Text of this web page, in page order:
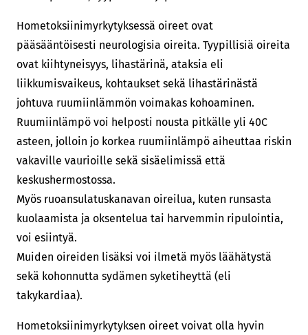
Hometoksiinimyrkytyksessä oireet ovat
pääsääntöisesti neurologisia oireita. Tyypillisiä oireita
ovat kiihtyneisyys, lihastärinä, ataksia eli
liikkumisvaikeus, kohtaukset sekä lihastärinästä
johtuva ruumiinlämmön voimakas kohoaminen.
Ruumiinlämpö voi helposti nousta pitkälle yli 40C
asteen, jolloin jo korkea ruumiinlämpö aiheuttaa riskin
vakaville vaurioille sekä sisäelimissä että
keskushermostossa.
Myös ruoansulatuskanavan oireilua, kuten runsasta
kuolaamista ja oksentelua tai harvemmin ripulointia,
voi esiintyä.
Muiden oireiden lisäksi voi ilmetä myös läähätystä
sekä kohonnutta sydämen syketiheyttä (eli
takykardiaa).
Hometoksiinimyrkytyksen oireet voivat olla hyvin